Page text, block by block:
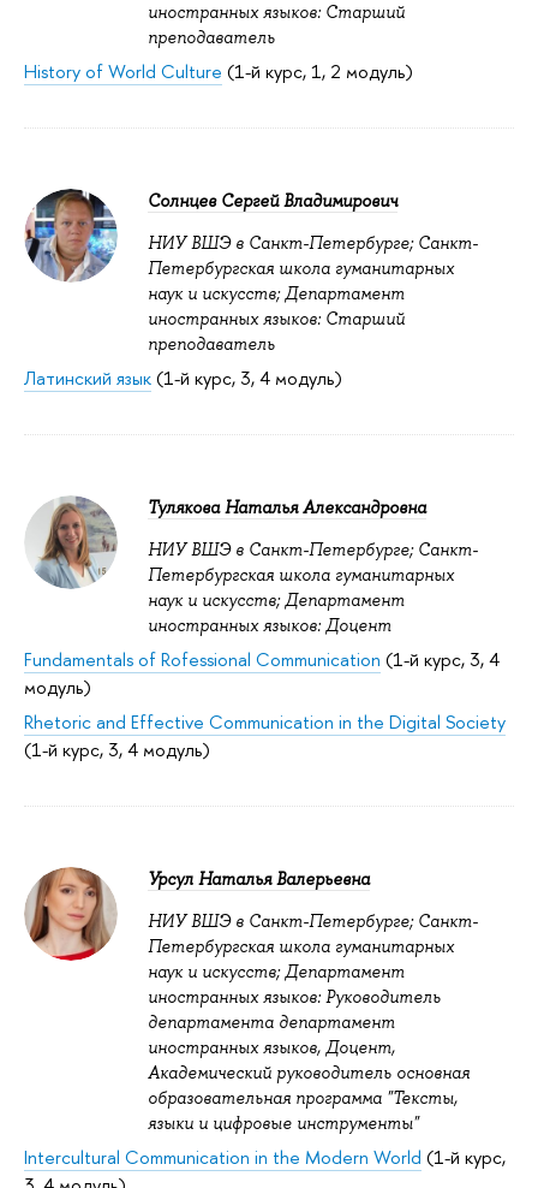
иностранных языков: Старший
преподаватель
History of World Culture (1-й курс, 1, 2 модуль)
Солнцев Сергей Владимирович
НИУ ВШЭ в Санкт-Петербурге; Санкт-
Петербургская школа гуманитарных
наук и искусств; Департамент
иностранных языков: Старший
преподаватель
Латинский язык(1-й курс, 3, 4 модуль)
Тулякова Наталья Александровна
НИУ ВШЭ в Санкт-Петербурге; Санкт-
Петербургская школа гуманитарных
наук и искусств; Департамент
иностранных языков: Доцент
Fundamentals of Rofessional Communication (1-й курс, 3, 4
модуль)
Rhetoric and Effective Communication in the Digital Society
(1-й курс, 3, 4 модуль)
Урсул Наталья Валерьевна
НИУ ВШЭ в Санкт-Петербурге; Санкт-
Петербургская школа гуманитарных
наук и искусств; Департамент
иностранных языков: Руководитель
департамента департамент
иностранных языков, Доцент,
Академический руководитель основная
образовательная программа "Тексты,
языки и цифровые инструменты"
Intercultural Communication in the Modern World (1-й курс,